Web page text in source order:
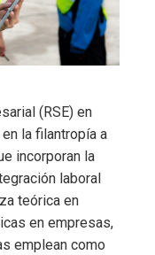
(RSE) en
la filantropía a
incorporan la
laboral
teórica en
en empresas,
emplean como